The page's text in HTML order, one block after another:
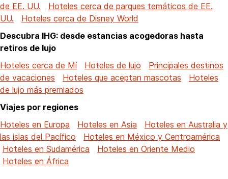
de EE. UU.
Hoteles cerca de parques temáticos de EE.
UU.
Hoteles cerca de Disney World
Descubra IHG: desde estancias acogedoras hasta
retiros de lujo
Hoteles cerca de Mí
Hoteles de lujo
Principales destinos
de vacaciones
Hoteles que aceptan mascotas
Hoteles
de lujo más premiados
Viajes por regiones
Hoteles en Europa
Hoteles en Asia
Hoteles en Australia y
las islas del Pacífico
Hoteles en México y Centroamérica
Hoteles en Sudamérica
Hoteles en Oriente Medio
Hoteles en África